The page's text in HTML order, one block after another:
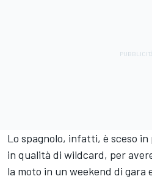
Lo spagnolo, infatti, è sceso
in qualità di wildcard, per
la moto in un weekend di gara